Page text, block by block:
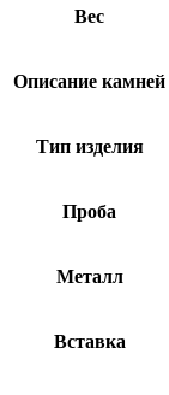
Вес
Описание камней
Тип изделия
Проба
Металл
Вставка